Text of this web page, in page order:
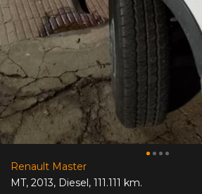
Renault Master
MT, 2013, Diesel, 111.111 km.